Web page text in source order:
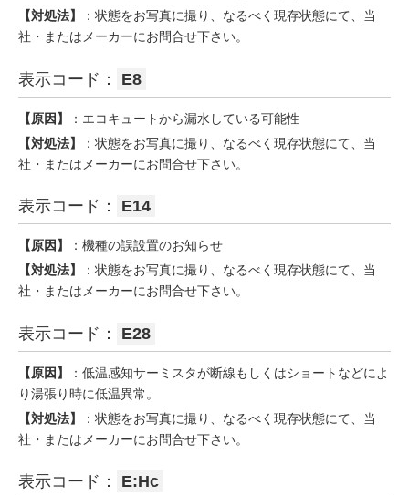
【対処法】
：状態をお写真に撮り、なるべく現存状態にて、当
社・またはメーカーにお問合せ下さい。
表示コード： E8
【原因】
：エコキュートから漏水している可能性
【対処法】
：状態をお写真に撮り、なるべく現存状態にて、当
社・またはメーカーにお問合せ下さい。
表示コード： E14
【原因】
：機種の誤設置のお知らせ
【対処法】
：状態をお写真に撮り、なるべく現存状態にて、当
社・またはメーカーにお問合せ下さい。
表示コード： E28
【原因】
：低温感知サーミスタが断線もしくはショートなどによ
り湯張り時に低温異常。
【対処法】
：状態をお写真に撮り、なるべく現存状態にて、当
社・またはメーカーにお問合せ下さい。
表示コード： E:Hc